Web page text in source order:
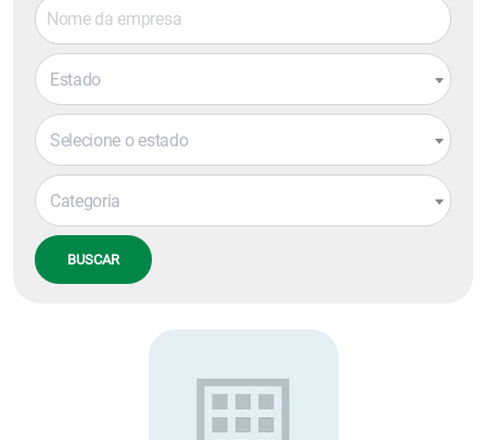
Estado
Selecione o estado
Categoria
BUSCAR